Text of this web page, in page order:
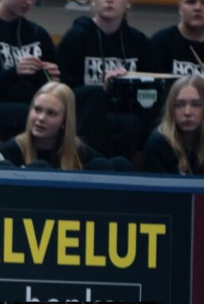
Dolenc
rakentanut pitkän
Suomen lisäksi
Romaniassa,
ja viimeksi Islannissa.